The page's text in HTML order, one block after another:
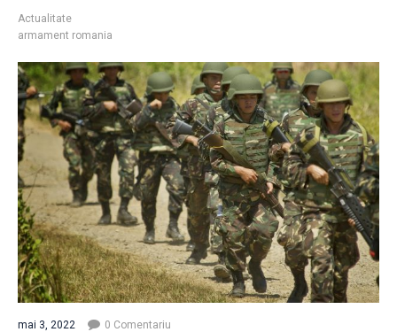
Actualitate
armament romania
mai 3, 2022 0 Comentariu